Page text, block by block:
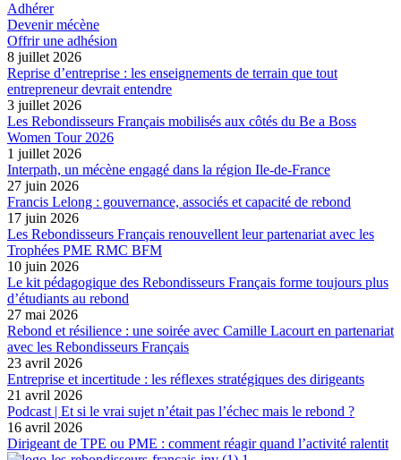
Adhérer
Devenir mécène
Offrir une adhésion
8 juillet 2026
Reprise d’entreprise : les enseignements de terrain que tout
entrepreneur devrait entendre
3 juillet 2026
Les Rebondisseurs Français mobilisés aux côtés du Be a Boss
Women Tour 2026
1 juillet 2026
Interpath, un mécène engagé dans la région Ile-de-France
27 juin 2026
Francis Lelong : gouvernance, associés et capacité de rebond
17 juin 2026
Les Rebondisseurs Français renouvellent leur partenariat avec les
Trophées PME RMC BFM
10 juin 2026
Le kit pédagogique des Rebondisseurs Français forme toujours plus
d’étudiants au rebond
27 mai 2026
Rebond et résilience : une soirée avec Camille Lacourt en partenariat
avec les Rebondisseurs Français
23 avril 2026
Entreprise et incertitude : les réflexes stratégiques des dirigeants
21 avril 2026
Podcast | Et si le vrai sujet n’était pas l’échec mais le rebond ?
16 avril 2026
Dirigeant de TPE ou PME : comment réagir quand l’activité ralentit